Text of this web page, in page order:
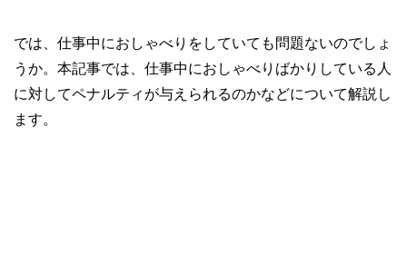
では、仕事中におしゃべりをしていても問題ないのでしょ
うか。本記事では、仕事中におしゃべりばかりしている人
に対してペナルティが与えられるのかなどについて解説し
ます。